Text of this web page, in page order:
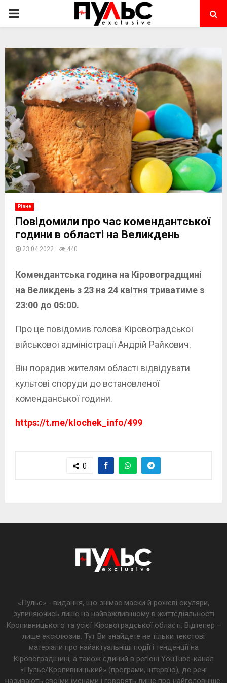
PRIMARY
Різне
Повідомили про час комендантської
години в області на Великдень
23.04.2022 440
Комендантська година на Кіровоградщині
на Великдень з 23 на 24 квітня триватиме з
23:00 до 05:00.
Про це повідомив голова Кіровоградської
військової адміністрації Андрій Райкович.
Він порадив жителям області відвідувати
культові споруди до встановленої
коменданської години.
https://t.me/klochek_info/499
0
«Пульс» - видання, що знімає маски й рожеві окуляри,
зупиняючись лише на найважливішому в життєдіяльності
Кропивницького та усієї Кіровоградської області. Відтепер –
лише ексклюзив. Тут Ви знайдете не тільки текстові
матеріали про найактуальніші події і тенденції на
Кіровоградщині, а також єдиний в регіоні YouTube-канал
«Пульс/Кропивницький» (програми, інтерв’ю), де речі
називають своїми іменами і говорять лише про найголовніше.